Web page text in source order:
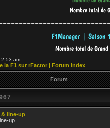
2:53 am
la F1 sur rFactor | Forum Index
Forum
& line-up
up